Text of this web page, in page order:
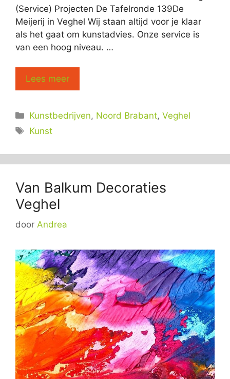
(Service) Projecten De Tafelronde 139De
Meijerij in Veghel Wij staan altijd voor je klaar
als het gaat om kunstadvies. Onze service is
van een hoog niveau. …
Lees meer
Categorieën
Kunstbedrijven, Noord Brabant,Veghel
Tags
Kunst
Van Balkum Decoraties
Veghel
door Andrea